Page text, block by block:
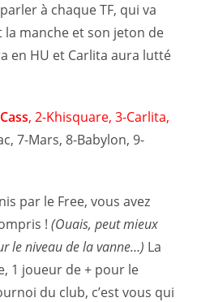
à chaque TF, qui va
manche et son jeton de
en HU et Carlita aura lutté
, 2-Khisquare, 3-Carlita,
7-Mars, 8-Babylon, 9-
par le Free, vous avez
!(Ouais, peut mieux
le niveau de la vanne…) La
1 joueur de + pour le
du club, c’est vous qui